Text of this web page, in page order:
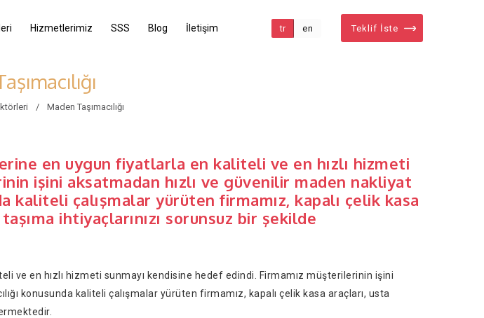
Hizmetlerimiz SSS Blog İletişim Teklif İste
tr en
Maden Taşımacılığı
en uygun fiyatlarla en kaliteli ve en hızlı hizmeti
işini aksatmadan hızlı ve güvenilir maden nakliyat
kaliteli çalışmalar yürüten firmamız, kapalı çelik kasa
ihtiyaçlarınızı sorunsuz bir şekilde
ve en hızlı hizmeti sunmayı kendisine hedef edindi. Firmamız müşterilerinin işini
konusunda kaliteli çalışmalar yürüten firmamız, kapalı çelik kasa araçları, usta